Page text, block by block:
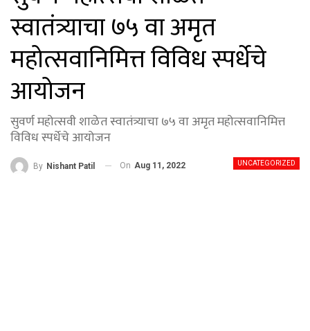
स्वातंत्र्याचा ७५ वा अमृत
महोत्सवानिमित्त विविध स्पर्धेचे
आयोजन
सुवर्ण महोत्सवी शाळेत स्वातंत्र्याचा ७५ वा अमृत महोत्सवानिमित्त
विविध स्पर्धेचे आयोजन
UNCATEGORIZED
By Nishant Patil On Aug 11, 2022